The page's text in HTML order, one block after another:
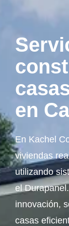
en
En Kachel
viviendas
utilizando
el
innovación,
casas